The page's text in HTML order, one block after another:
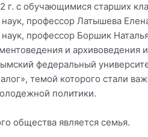
г. с обучающимися старших
наук, профессор Латышева
наук, профессор Боршик
и архивоведения
федеральный
темой которого стали
политики.
общества является семья.